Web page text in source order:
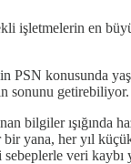
en
konusunda
sonunu getirebiliyor.
ışığında
her yıl
veri kaybı